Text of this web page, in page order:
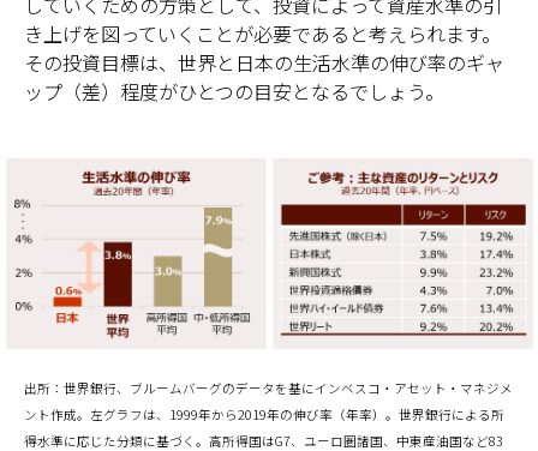
き上げを図っていくことが必要であると考えられます。
その投資目標は、世界と日本の生活水準の伸び率のギャ
ップ（差）程度がひとつの目安となるでしょう。
出所：世界銀行、ブルームバーグのデータを基にインベスコ・アセット・マネジメ
ント作成。左グラフは、1999年から2019年の伸び率（年率）。世界銀行による所
得水準に応じた分類に基づく。高所得国はG7、ユーロ圏諸国、中東産油国など83